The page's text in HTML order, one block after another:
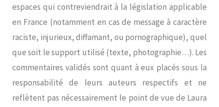
espaces qui contreviendrait à la législation applicable
en France (notamment en cas de message à caractère
raciste, injurieux, diffamant, ou pornographique), quel
que soit le support utilisé (texte, photographie…). Les
commentaires validés sont quant à eux placés sous la
responsabilité de leurs auteurs respectifs et ne
reflètent pas nécessairement le point de vue de Laura